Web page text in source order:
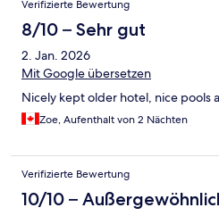
Verifizierte Bewertung
8/10 – Sehr gut
2. Jan. 2026
Mit Google übersetzen
Nicely kept older hotel, nice pools
Zoe, Aufenthalt von 2 Nächten
Verifizierte Bewertung
10/10 –